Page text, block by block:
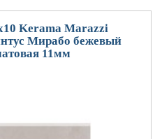
Kerama Marazzi
Мирабо бежевый
11мм